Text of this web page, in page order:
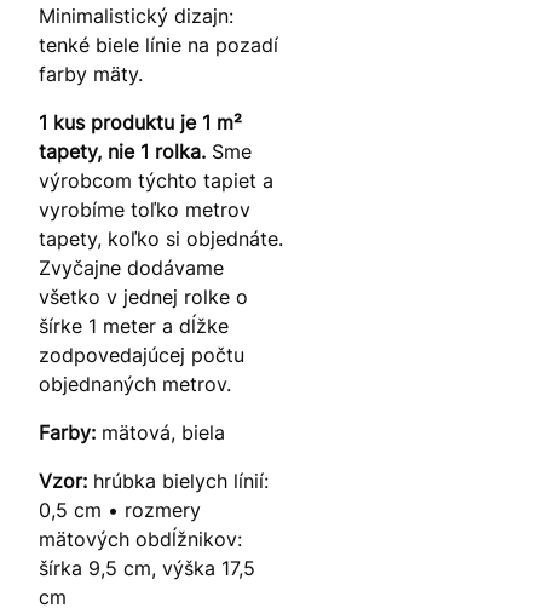
Minimalistický dizajn:
tenké biele línie na pozadí
farby mäty.
1 kus produktu je 1 m²
tapety, nie 1 rolka. Sme
výrobcom týchto tapiet a
vyrobíme toľko metrov
tapety, koľko si objednáte.
Zvyčajne dodávame
všetko v jednej rolke o
šírke 1 meter a dĺžke
zodpovedajúcej počtu
objednaných metrov.
Farby: mätová, biela
Vzor: hrúbka bielych línií:
0,5 cm • rozmery
mätových obdĺžnikov:
šírka 9,5 cm, výška 17,5
cm